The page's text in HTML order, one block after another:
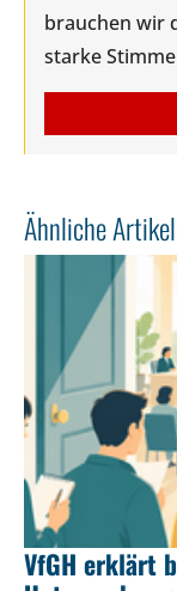
brauchen wir
starke
Ähnliche
VfGH erklärt